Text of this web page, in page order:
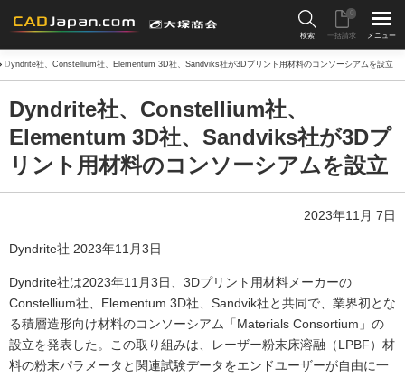
検索 一括請求
0
メニュー
Dyndrite社、Constellium社、Elementum 3D社、Sandviks社が3Dプリント用材料のコンソーシアムを設立
Dyndrite社、Constellium社、
Elementum 3D社、Sandviks社が3Dプ
リント用材料のコンソーシアムを設立
2023年11月 7日
Dyndrite社 2023年11月3日
Dyndrite社は2023年11月3日、3Dプリント用材料メーカーの
Constellium社、Elementum 3D社、Sandvik社と共同で、業界初とな
る積層造形向け材料のコンソーシアム「Materials Consortium」の
設立を発表した。この取り組みは、レーザー粉末床溶融（LPBF）材
料の粉末パラメータと関連試験データをエンドユーザーが自由に一